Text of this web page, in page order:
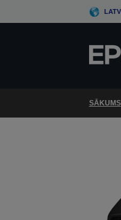
to
SĀKUMS